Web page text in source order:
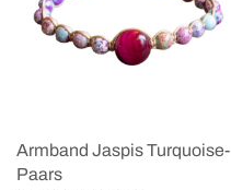
Armband Jaspis Turquoise-
Paars